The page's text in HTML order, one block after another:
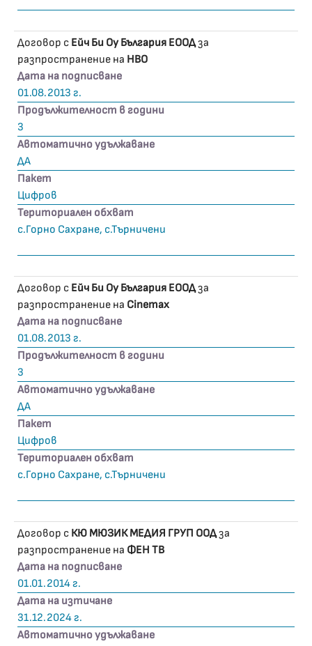
Договор с Ейч Би Оу България ЕООДза
разпространение на HBO
Дата на подписване
01.08.2013 г.
Продължителност в години
3
Автоматично удължаване
ДА
Пакет
Цифров
Териториален обхват
с.Горно Сахране, с.Търничени
Договор с Ейч Би Оу България ЕООДза
разпространение на Cinemax
Дата на подписване
01.08.2013 г.
Продължителност в години
3
Автоматично удължаване
ДА
Пакет
Цифров
Териториален обхват
с.Горно Сахране, с.Търничени
Договор с КЮ МЮЗИК МЕДИЯ ГРУП ООДза
разпространение на ФЕН ТВ
Дата на подписване
01.01.2014 г.
Дата на изтичане
31.12.2024 г.
Автоматично удължаване